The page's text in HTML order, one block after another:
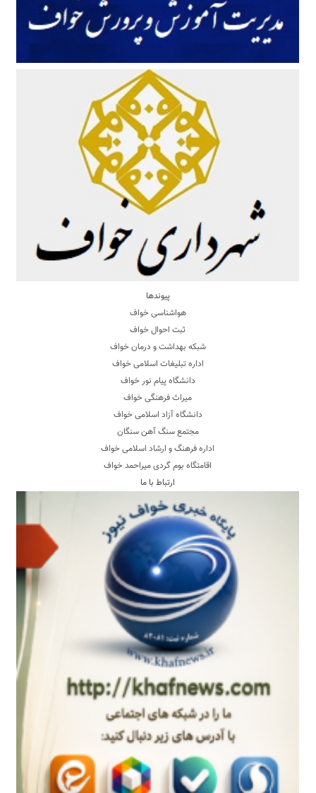
پیوندها
هواشناسی خواف
ثبت احوال خواف
شبکه بهداشت و درمان خواف
اداره تبلیغات اسلامی خواف
دانشگاه پیام نور خواف
میراث فرهنگی خواف
دانشگاه آزاد اسلامی خواف
مجتمع سنگ آهن سنگان
اداره فرهنگ و ارشاد اسلامی خواف
اقامتگاه بوم گردی میراحمد خواف
ارتباط با ما